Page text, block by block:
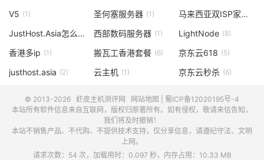
V5 (1) 圣何塞服务器 (1) 马来西亚双ISP家宽
JustHost.Asia怎么样 (1)
西部数码服务器 (1) LightNode (8)
香港多ip (1) 搬瓦工香港套餐 (6) 京东云618 (5)
justhost.asia (2) 云主机 (1) 京东云秒杀 (6)
© 2013-2026 虾皮主机测评网 网站地图
蜀ICP备12020195号-4
本站所有软件信息来自互联网，版权归原著所有。如有侵权，敬请来信告知，
我们将及时撤销！
本站不销售产品、不代购、不提供技术支持，仅分享信息，请遵纪守法、文明
上网。
请求次数：54 次，加载用时：0.097 秒，内存占用：10.33 MB